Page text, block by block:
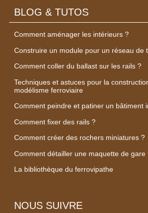
BLOG & TUTOS
Comment aménager les intérieurs ?
Construire un module pour un réseau de
Comment coller du ballast sur les rails ?
Techniques et astuces pour la
modélisme ferroviaire
Comment peindre et patiner un bâtiment
Comment fixer des rails ?
Comment créer des rochers miniatures ?
Comment détailler une maquette de gare
La bibliothèque du ferrovipathe
NOUS SUIVRE